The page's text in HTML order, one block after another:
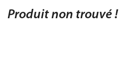
Produit non trouvé !